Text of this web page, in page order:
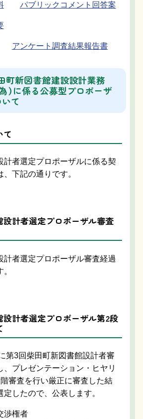
パブリックコメント回答案
アンケート調査結果報告書
町新図書館建設設計業務
）に係る公募型プロポーザ
て
て
計者選定プロポーザルに係る契
下記の通りです。
計者選定プロポーザル審査
計者選定プロポーザル審査経過
計者選定プロポーザル第2段
第3回柴田町新図書館設計者審
、プレゼンテーション・ヒヤリ
審査を行い厳正に審査した結
したので、公表します。
渉権者